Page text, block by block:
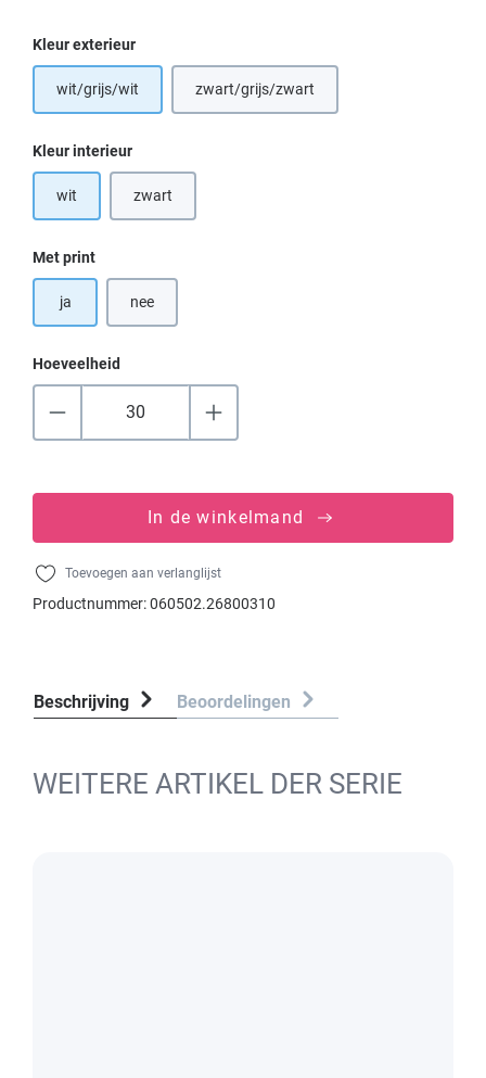
Selecteer
Kleur exterieur
wit/grijs/wit zwart/grijs/zwart(Deze optie is momenteel niet
Selecteer
Kleur interieur
wit zwart(Deze optie is momenteel niet beschikbaar.)
Selecteer
Met print
ja nee
Hoeveelheid
In de winkelmand
Toevoegen aan verlanglijst
Productnummer:060502.26800310
Beschrijving Beoordelingen
WEITERE ARTIKEL DER SERIE